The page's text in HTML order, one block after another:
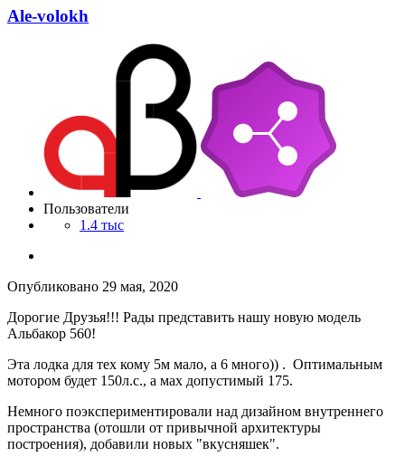
Ale-volokh
Пользователи
1.4 тыс
Опубликовано 29 мая, 2020
Дорогие Друзья!!! Рады представить нашу новую модель
Альбакор 560!
Эта лодка для тех кому 5м мало, а 6 много)) . Оптимальным
мотором будет 150л.с., а мах допустимый 175.
Немного поэкспериментировали над дизайном внутреннего
пространства (отошли от привычной архитектуры
построения), добавили новых "вкусняшек".